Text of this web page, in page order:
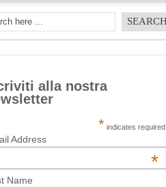
alla nostra
* indicates required
Address
*
Name